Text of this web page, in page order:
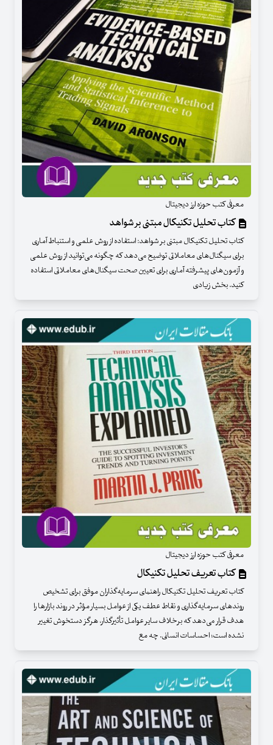
معرفی کتب حوزه ارز دیجیتال
کتاب تحلیل تکنیکال مبتنی بر شواهد
کتاب تحلیل تکنیکال مبتنی بر شواهد: استفاده از روش علمی و استنباط آماری
برای سیگنال‌های معاملاتی توضیح می‌دهد که چگونه می‌توانید از روش علمی
و آزمون‌های پیشرفته آماری برای تعیین صحت سیگنال‌های معاملاتی استفاده
کنید. بخش زیادی
معرفی کتب حوزه ارز دیجیتال
کتاب تعریف تحلیل تکنیکال
کتاب تعریف تحلیل تکنیکال راهنمای سرمایه‌گذاران موفق برای تشخیص
روندهای سرمایه‌گذاری و نقاط عطف یکی از عوامل بسیار مؤثر در روند بازارها را
هدف قرار می‌دهد که برخلاف سایر عوامل تأثیرگذار، هرگز دستخوش تغییر
نشده است؛ احساسات انسانی. چه مع